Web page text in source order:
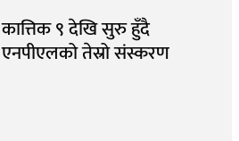
कात्तिक ९ देखि सुरु हुँदै
एनपीएलको तेस्रो संस्करण